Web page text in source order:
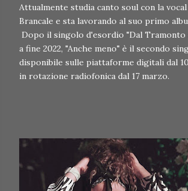
Attualmente studia canto soul con la
Brancale e sta lavorando al suo primo
Dopo il singolo d'esordio "Dal Tramonto
a fine 2022, "Anche meno" è il secondo
disponibile sulle piattaforme digitali dal
in rotazione radiofonica dal 17 marzo.